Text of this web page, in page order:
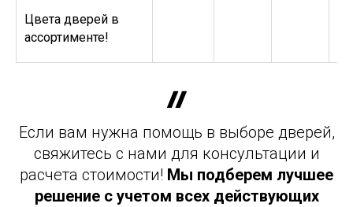
Цвета дверей в
ассортименте!
Если вам нужна помощь в выборе дверей,
свяжитесь с нами для консультации и
расчета стоимости! Мы подберем лучшее
решение с учетом всех действующих